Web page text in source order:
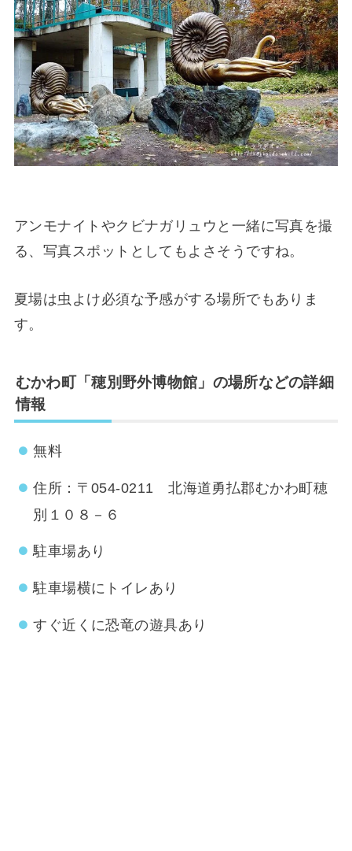
アンモナイトやクビナガリュウと一緒に写真を撮
る、写真スポットとしてもよさそうですね。
夏場は虫よけ必須な予感がする場所でもありま
す。
むかわ町「穂別野外博物館」の場所などの詳細
情報
無料
住所：〒054-0211 北海道勇払郡むかわ町穂
別１０８－６
駐車場あり
駐車場横にトイレあり
すぐ近くに恐竜の遊具あり